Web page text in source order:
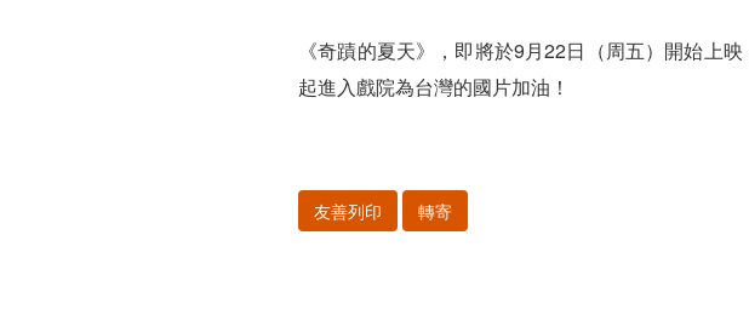
《奇蹟的夏天》，即將於9月22日（周五）開始上
起進入戲院為台灣的國片加油！
友善列印 轉寄